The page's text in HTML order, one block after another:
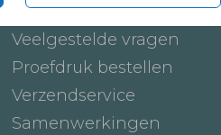
Hoe werkt het
Veelgestelde vragen
Proefdruk bestellen
Verzendservice
Samenwerkingen